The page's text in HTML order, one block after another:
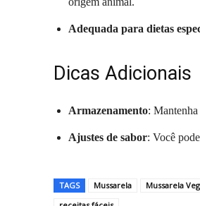
Adequada para dietas
Dicas Adicionais
Armazenamento:
Ajustes de sabor: Você
TAGS Mussarela Mussarela